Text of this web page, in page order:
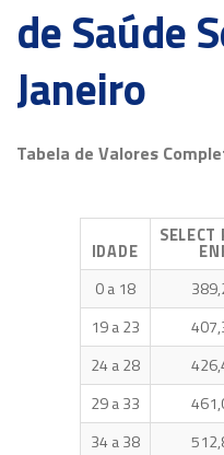
de Saúde
Janeiro
Tabela de Valores
IDADE
SELECT
0 a 18
19 a 23
24 a 28
29 a 33
34 a 38